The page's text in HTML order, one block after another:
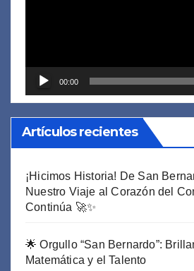
00:00
Artículos recientes
¡Hicimos Historia! De San
Nuestro Viaje al Corazón del
Continúa 🚀✨
🌟 Orgullo “San Bernardo”:
Matemática y el Talento